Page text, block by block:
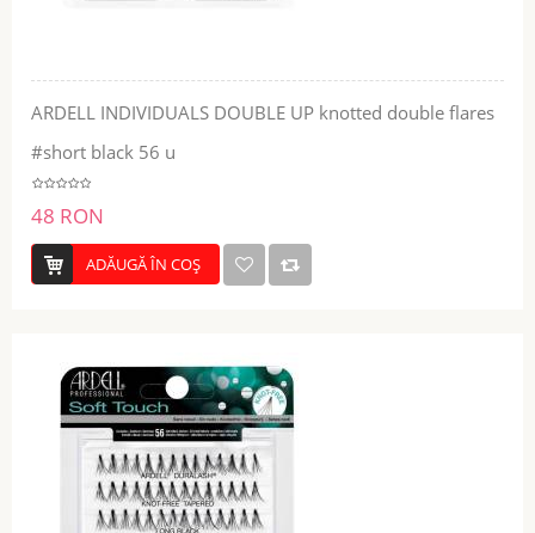
ARDELL INDIVIDUALS DOUBLE UP knotted double flares
#short black 56 u
48 RON
ADĂUGĂ ÎN COŞ